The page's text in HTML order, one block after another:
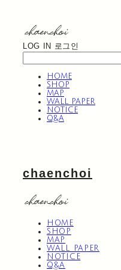
LOG IN 로그인
HOME
SHOP
MAP
WALL PAPER
NOTICE
Q&A
chaenchoi
HOME
SHOP
MAP
WALL PAPER
NOTICE
Q&A